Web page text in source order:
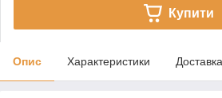
Купити
Опис Характеристики Доставка